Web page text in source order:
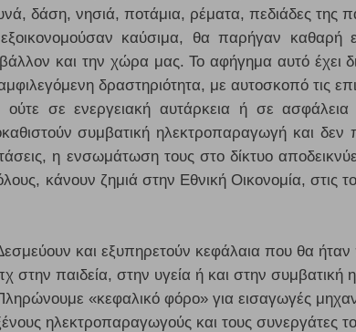
δάση, νησιά, ποτάμια, ρέματα, πεδιάδες της
εξοικονομούσαν καύσιμα, θα παρήγαν καθαρή
και την χώρα μας. Το αφήγημα αυτό έχει
δραστηριότητα, με αυτοσκοπό τις
σε ενεργειακή αυτάρκεια ή σε ασφάλεια
συμβατική ηλεκτροπαραγωγή και δεν
η ενσωμάτωση τους στο δίκτυο
κάνουν ζημιά στην Εθνική Οικονομία, στις
και εξυπηρετούν κεφάλαια που θα ήταν
στην παιδεία, στην υγεία ή και στην
«κεφαλικό φόρο» για εισαγωγές
ηλεκτροπαραγωγούς και τους συνεργάτες